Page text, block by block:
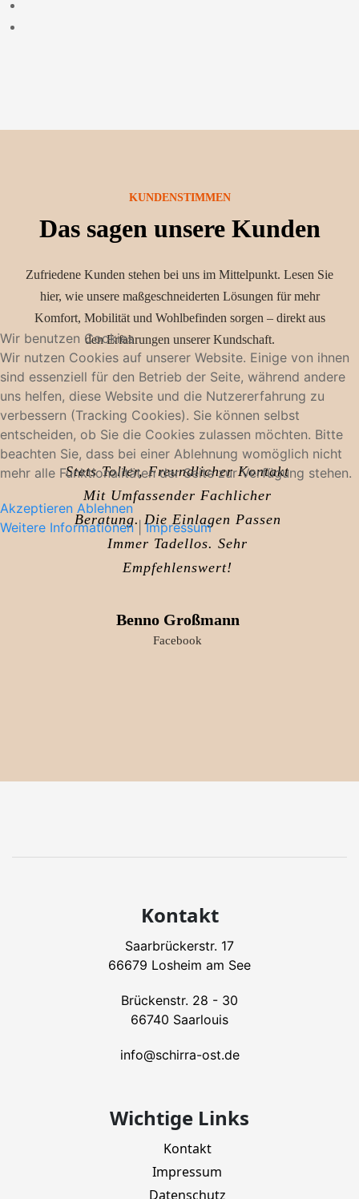
KUNDENSTIMMEN
Das sagen unsere Kunden
Zufriedene Kunden stehen bei uns im Mittelpunkt. Lesen Sie
hier, wie unsere maßgeschneiderten Lösungen für mehr
Komfort, Mobilität und Wohlbefinden sorgen – direkt aus
den Erfahrungen unserer Kundschaft.
Stets Toller, Freundlicher Kontakt
Mit Umfassender Fachlicher
Beratung. Die Einlagen Passen
Immer Tadellos. Sehr
Empfehlenswert!
Benno Großmann
Facebook
Wir benutzen Cookies
Wir nutzen Cookies auf unserer Website. Einige von ihnen
sind essenziell für den Betrieb der Seite, während andere
uns helfen, diese Website und die Nutzererfahrung zu
verbessern (Tracking Cookies). Sie können selbst
entscheiden, ob Sie die Cookies zulassen möchten. Bitte
beachten Sie, dass bei einer Ablehnung womöglich nicht
mehr alle Funktionalitäten der Seite zur Verfügung stehen.
Akzeptieren Ablehnen
Weitere Informationen|Impressum
Kontakt
Saarbrückerstr. 17
66679 Losheim am See
Brückenstr. 28 - 30
66740 Saarlouis
info@schirra-ost.de
Wichtige Links
Kontakt
Impressum
Datenschutz